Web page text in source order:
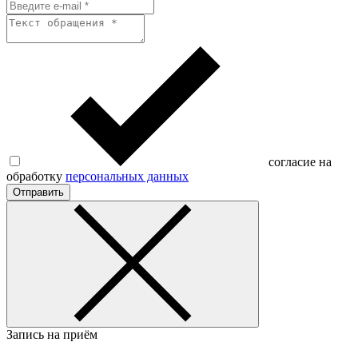
согласие на
обработку персональных данных
Отправить
Запись на приём